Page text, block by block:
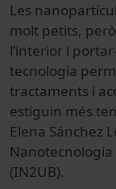
Les
molt petits,
l’interior i
tecnologia
tractaments i
estiguin més
Elena Sánchez
(IN2UB).